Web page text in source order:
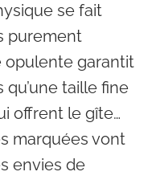
se fait
purement
opulente garantit
qu’une taille fine
offrent le gîte…
marquées vont
envies de